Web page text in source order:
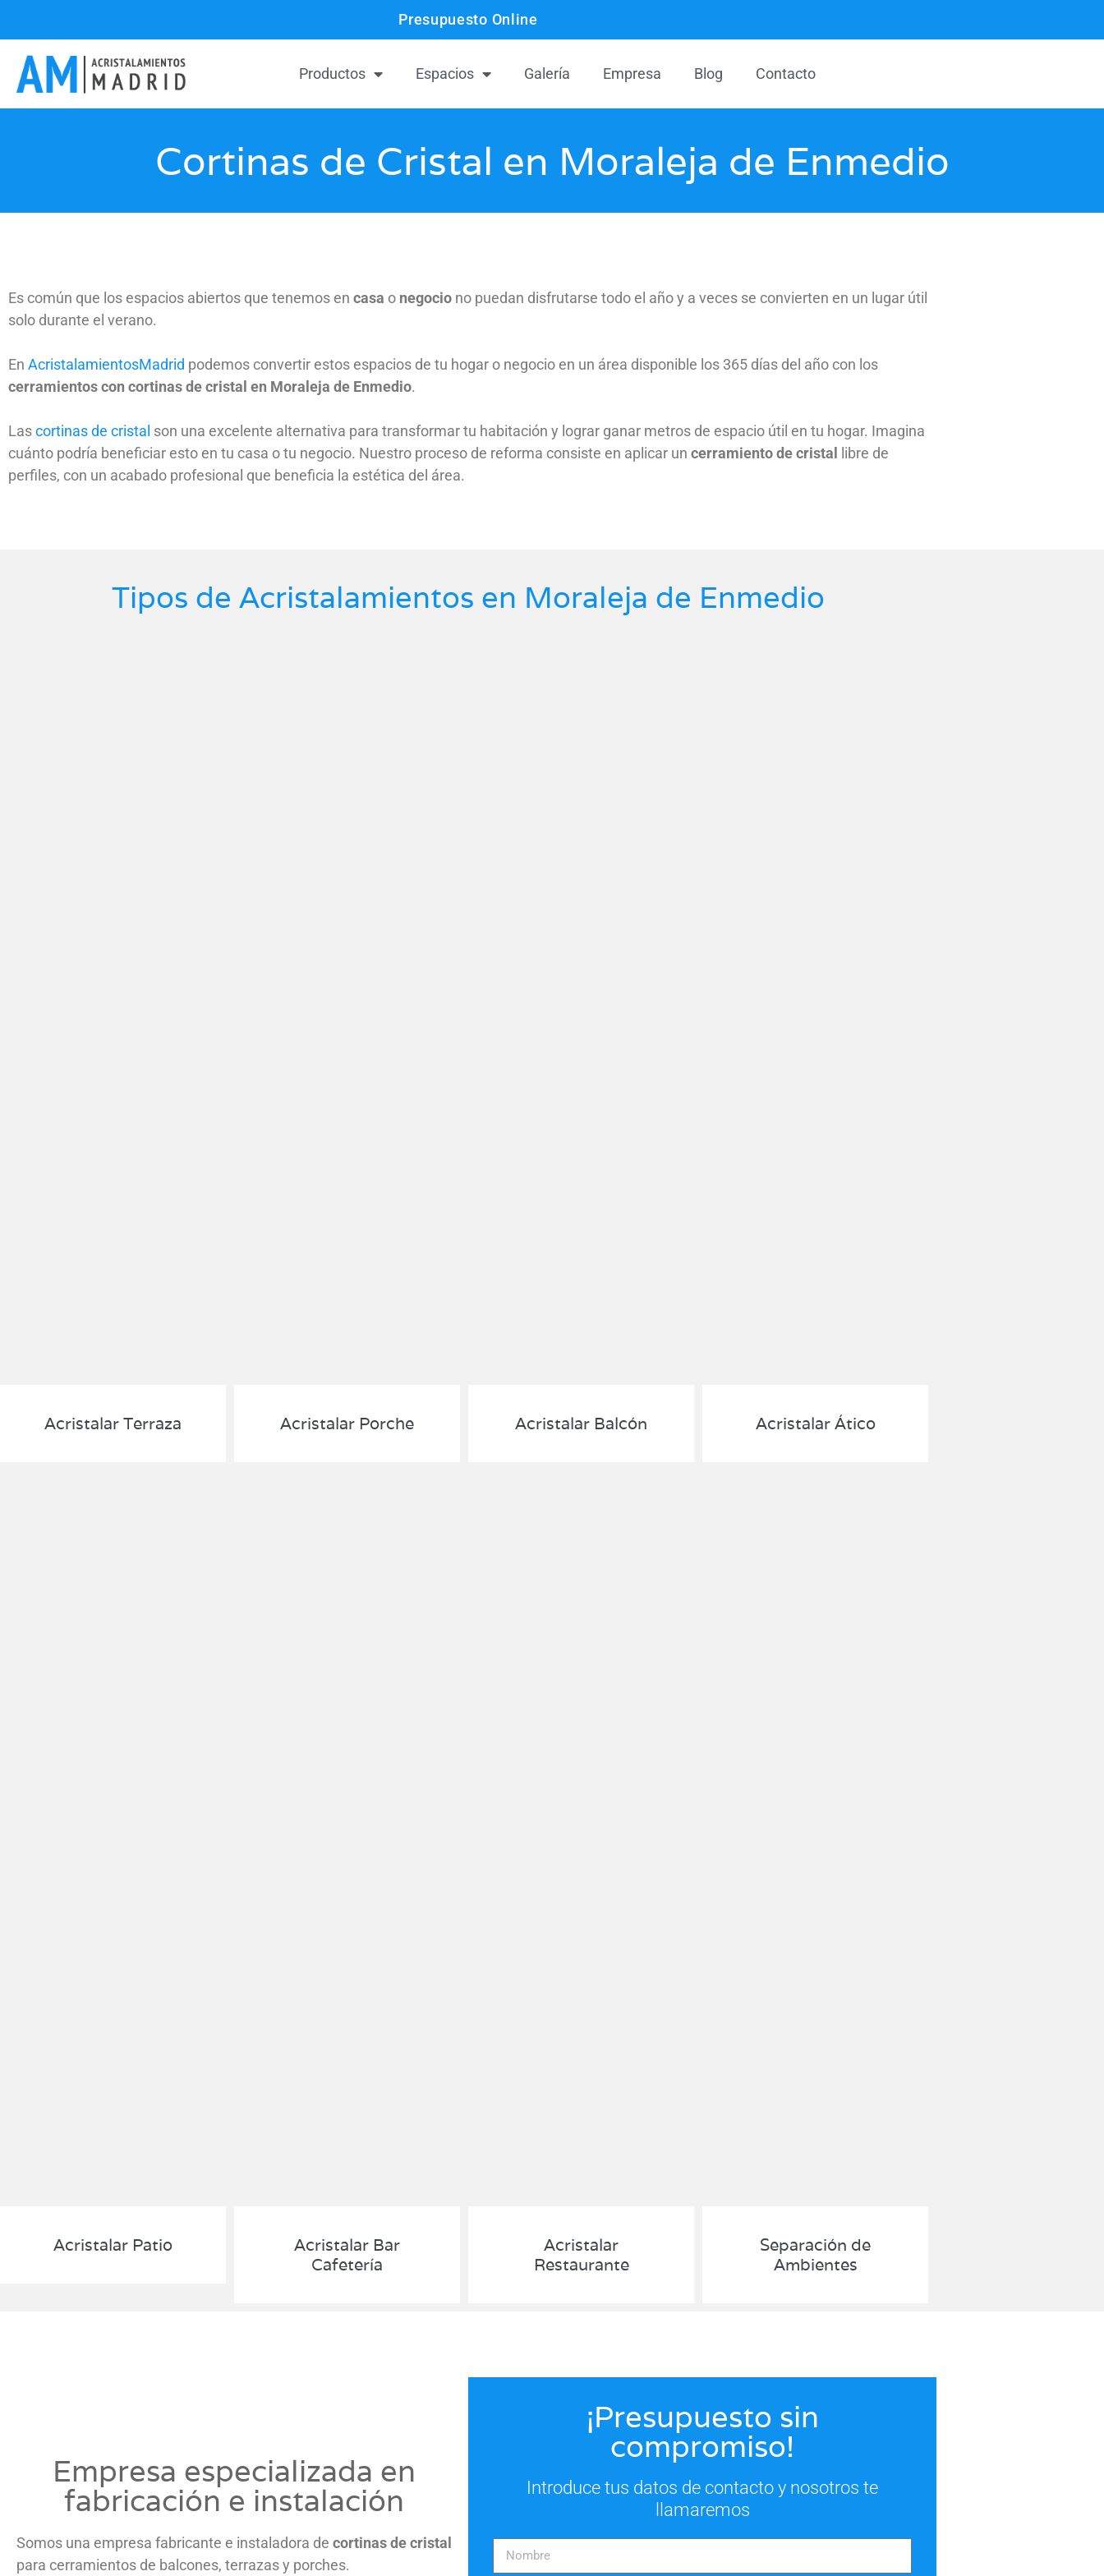
Presupuesto Online
Productos Espacios Galería Empresa Blog Contacto
Cortinas de Cristal en Moraleja de Enmedio
Es común que los espacios abiertos que tenemos en casa o negocio no puedan disfrutarse todo el año y a veces se convierten en un lugar útil
solo durante el verano.
En AcristalamientosMadrid podemos convertir estos espacios de tu hogar o negocio en un área disponible los 365 días del año con los
cerramientos con cortinas de cristal en Moraleja de Enmedio.
Lascortinas de cristal son una excelente alternativa para transformar tu habitación y lograr ganar metros de espacio útil en tu hogar. Imagina
cuánto podría beneficiar esto en tu casa o tu negocio. Nuestro proceso de reforma consiste en aplicar un cerramiento de cristal
libre de
perfiles, con un acabado profesional que beneficia la estética del área.
Tipos de Acristalamientos en Moraleja de Enmedio
Acristalar Terraza Acristalar Porche Acristalar Balcón Acristalar Ático
Acristalar Patio
Acristalar Bar
Cafetería
Acristalar
Restaurante
Separación de
Ambientes
Empresa especializada en
fabricación e instalación
Somos una empresa fabricante e instaladora de cortinas de cristal
para cerramientos de balcones, terrazas y porches.
¡Presupuesto sin
compromiso!
Introduce tus datos de contacto y nosotros te
llamaremos